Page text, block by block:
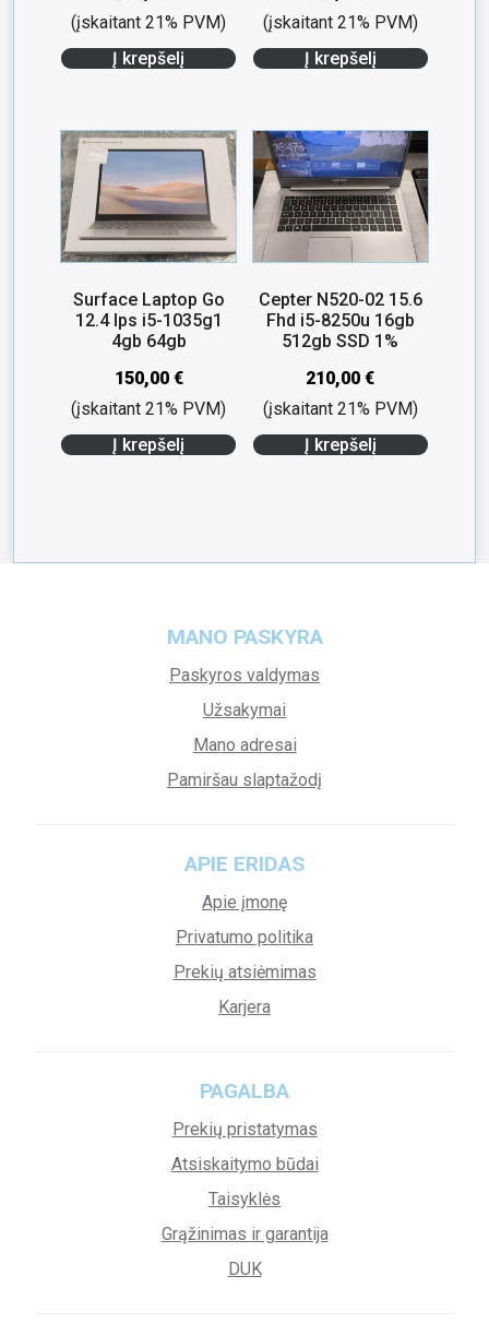
(įskaitant 21% PVM)
Į krepšelį
(įskaitant 21% PVM)
Į krepšelį
Surface Laptop Go
12.4 Ips i5-1035g1
4gb 64gb
150,00 €
(įskaitant 21% PVM)
Į krepšelį
Cepter N520-02 15.6
Fhd i5-8250u 16gb
512gb SSD 1%
210,00€
(įskaitant 21% PVM)
Į krepšelį
MANO PASKYRA
Paskyros valdymas
Užsakymai
Mano adresai
Pamiršau slaptažodį
APIE ERIDAS
Apie įmonę
Privatumo politika
Prekių atsiėmimas
Karjera
PAGALBA
Prekių pristatymas
Atsiskaitymo būdai
Taisyklės
Grąžinimas ir garantija
DUK